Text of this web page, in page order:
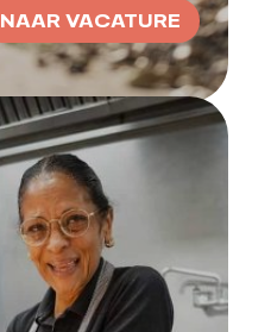
NAAR VACATURE